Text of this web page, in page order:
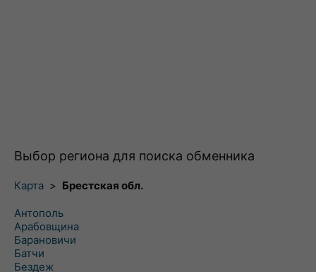
Выбор региона для поиска обменника
Карта > Брестская обл.
Антополь
Арабовщина
Барановичи
Батчи
Бездеж